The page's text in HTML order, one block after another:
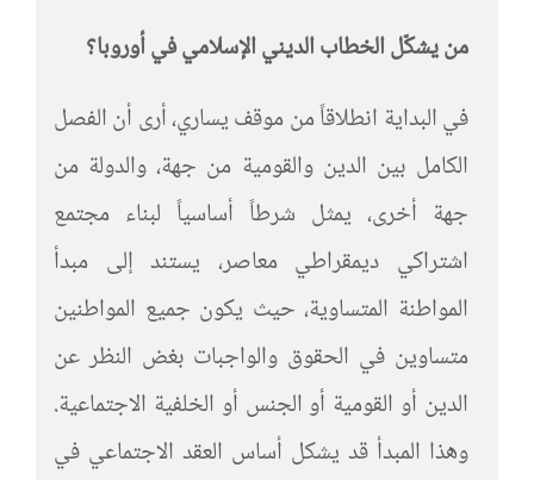
من يشكّل الخطاب الديني الإسلامي في أوروبا؟
في البداية انطلاقاً من موقف يساري، أرى أن الفصل
الكامل بين الدين والقومية من جهة، والدولة من
جهة أخرى، يمثل شرطاً أساسياً لبناء مجتمع
اشتراكي ديمقراطي معاصر، يستند إلى مبدأ
المواطنة المتساوية، حيث يكون جميع المواطنين
متساوين في الحقوق والواجبات بغض النظر عن
الدين أو القومية أو الجنس أو الخلفية الاجتماعية.
وهذا المبدأ قد يشكل أساس العقد الاجتماعي في